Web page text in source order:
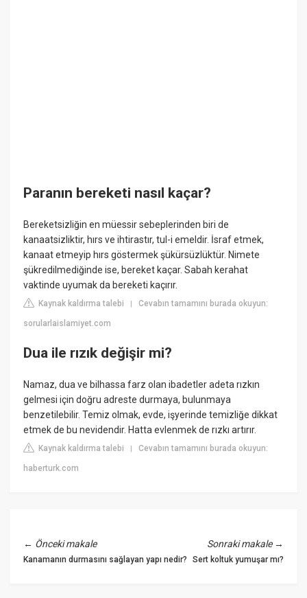
Paranın bereketi nasıl kaçar?
Bereketsizliğin en müessir sebeplerinden biri de
kanaatsizliktir, hırs ve ihtirastır, tul-i emeldir. İsraf etmek,
kanaat etmeyip hırs göstermek şükürsüzlüktür. Nimete
şükredilmediğinde ise, bereket kaçar. Sabah kerahat
vaktinde uyumak da bereketi kaçırır.
Kaynak kaldırma talebi |Cevabın tamamını burada okuyun:
sorularlaislamiyet.com
Dua ile rızık değişir mi?
Namaz, dua ve bilhassa farz olan ibadetler adeta rızkın
gelmesi için doğru adreste durmaya, bulunmaya
benzetilebilir. Temiz olmak, evde, işyerinde temizliğe dikkat
etmek de bu nevidendir. Hatta evlenmek de rızkı artırır.
Kaynak kaldırma talebi |Cevabın tamamını burada okuyun:
haberturk.com
← Önceki makale
Kanamanın durmasını sağlayan yapı nedir?
Sonraki makale→
Sert koltuk yumuşar mı?